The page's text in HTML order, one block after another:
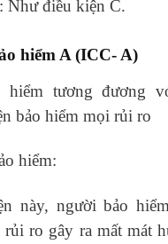
Như điều kiện C.
hiểm A (ICC- A)
hiểm tương đương
bảo hiểm mọi rủi ro
hiểm:
này, người bảo
ro gây ra mất mát